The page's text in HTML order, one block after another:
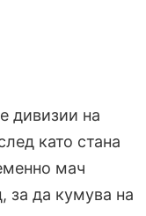
дивизии на
като стана
мач
за да кумува на